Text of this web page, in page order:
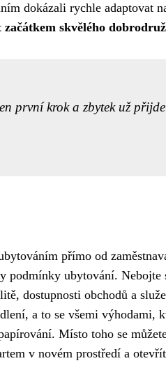
dokázali rychle adaptovat
skvělého
první krok a zbytek už
přímo od
ubytování.
dostupnosti obchodů a
a to se všemi výhodami,
Místo toho se
v novém prostředí a